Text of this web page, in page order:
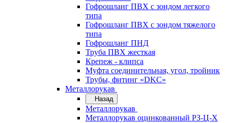
Гофрошланг ПВХ с зондом легкого
типа
Гофрошланг ПВХ с зондом тяжелого
типа
Гофрошланг ПНД
Труба ПВХ жесткая
Крепеж - клипса
Муфта соединительная, угол, тройник
Трубы, фитинг «DKC»
Металлорукав
Назад
Металлорукав
Металлорукав оцинкованный РЗ-Ц-Х